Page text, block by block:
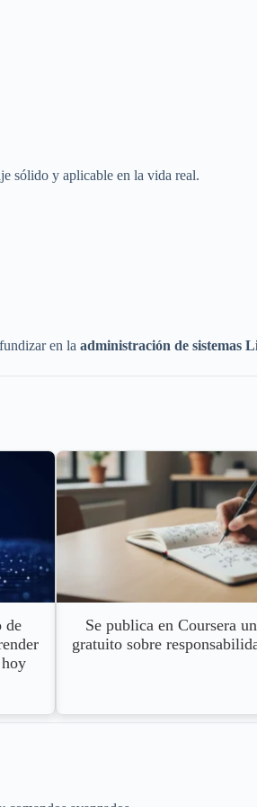
sólido y aplicable en la vida real.
en la administración de sistemas
de
Se publica en Coursera
gratuito sobre